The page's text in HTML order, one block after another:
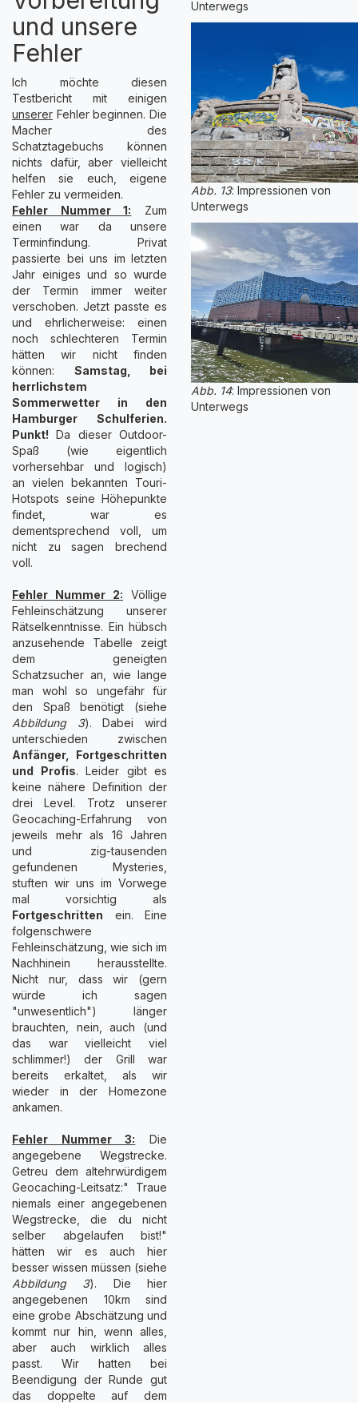
und unsere
Fehler
Ich möchte diesen
Testbericht mit einigen
unserer Fehler beginnen. Die
Macher des
Schatztagebuchs können
nichts dafür, aber vielleicht
helfen sie euch, eigene
Fehler zu vermeiden.
Fehler Nummer 1: Zum
einen war da unsere
Terminfindung. Privat
passierte bei uns im letzten
Jahr einiges und so wurde
der Termin immer weiter
verschoben. Jetzt passte es
und ehrlicherweise: einen
noch schlechteren Termin
hätten wir nicht finden
können: Samstag, bei
herrlichstem
Sommerwetter in den
Hamburger Schulferien.
Punkt! Da dieser Outdoor-
Spaß (wie eigentlich
vorhersehbar und logisch)
an vielen bekannten Touri-
Hotspots seine Höhepunkte
findet, war es
dementsprechend voll, um
nicht zu sagen brechend
voll.
Fehler Nummer 2: Völlige
Fehleinschätzung unserer
Rätselkenntnisse. Ein hübsch
anzusehende Tabelle zeigt
dem geneigten
Schatzsucher an, wie lange
man wohl so ungefähr für
den Spaß benötigt (siehe
Abbildung 3). Dabei wird
unterschieden zwischen
Anfänger, Fortgeschritten
und Profis. Leider gibt es
keine nähere Definition der
drei Level. Trotz unserer
Geocaching-Erfahrung von
jeweils mehr als 16 Jahren
und zig-tausenden
gefundenen Mysteries,
stuften wir uns im Vorwege
mal vorsichtig als
Fortgeschritten ein. Eine
folgenschwere
Fehleinschätzung, wie sich im
Nachhinein herausstellte.
Nicht nur, dass wir (gern
würde ich sagen
"unwesentlich") länger
brauchten, nein, auch (und
das war vielleicht viel
schlimmer!) der Grill war
bereits erkaltet, als wir
wieder in der Homezone
ankamen.
Fehler Nummer 3: Die
angegebene Wegstrecke.
Getreu dem altehrwürdigem
Geocaching-Leitsatz:" Traue
niemals einer angegebenen
Wegstrecke, die du nicht
selber abgelaufen bist!"
hätten wir es auch hier
besser wissen müssen (siehe
Abbildung 3). Die hier
angegebenen 10km sind
eine grobe Abschätzung und
kommt nur hin, wenn alles,
aber auch wirklich alles
passt. Wir hatten bei
Beendigung der Runde gut
das doppelte auf dem
Unterwegs
Abb. 13: Impressionen von
Unterwegs
Abb. 14: Impressionen von
Unterwegs